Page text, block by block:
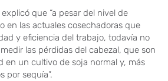
que “a pesar del nivel de
en las actuales cosechadoras que
y eficiencia del trabajo, todavía no
las pérdidas del cabezal, que son
en un cultivo de soja normal y, más
por sequía”.